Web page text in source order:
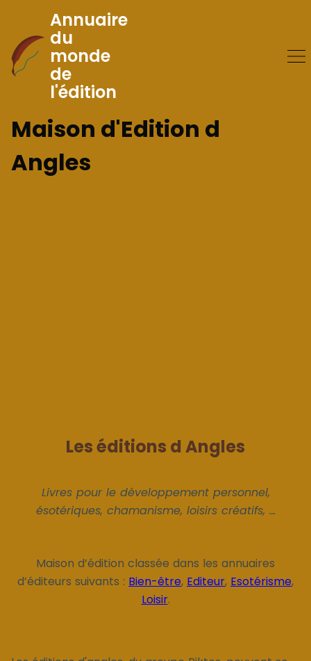
Skip
to
Content
Annuaire
du
monde
de
l'édition
Maison d'Edition d
Angles
Les éditions d Angles
Livres pour le développement personnel,
ésotériques, chamanisme, loisirs créatifs, ...
Maison d’édition classée dans les annuaires
d’éditeurs suivants : Bien-être, Editeur, Esotérisme,
Loisir.